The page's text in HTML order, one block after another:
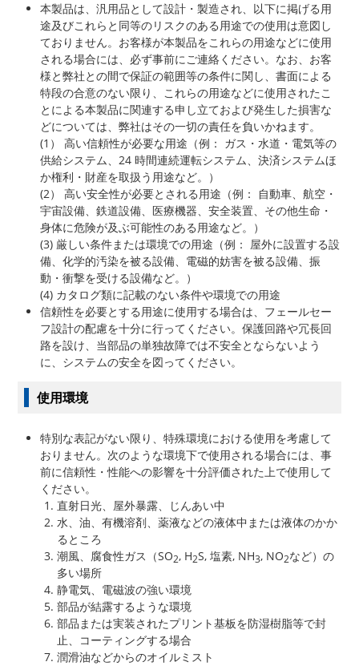
本製品は、汎用品として設計・製造され、以下に掲げる用
途及びこれらと同等のリスクのある用途での使用は意図し
ておりません。お客様が本製品をこれらの用途などに使用
される場合には、必ず事前にご連絡ください。なお、お客
様と弊社との間で保証の範囲等の条件に関し、書面による
特段の合意のない限り、これらの用途などに使用されたこ
とによる本製品に関連する申し立ておよび発生した損害な
どについては、弊社はその一切の責任を負いかねます。
(1） 高い信頼性が必要な用途（例： ガス・水道・電気等の
供給システム、24 時間連続運転システム、決済システムほ
か権利・財産を取扱う用途など。）
(2） 高い安全性が必要とされる用途（例： 自動車、航空・
宇宙設備、鉄道設備、医療機器、安全装置、その他生命・
身体に危険が及ぶ可能性のある用途など。）
(3) 厳しい条件または環境での用途（例： 屋外に設置する設
備、化学的汚染を被る設備、電磁的妨害を被る設備、振
動・衝撃を受ける設備など。）
(4) カタログ類に記載のない条件や環境での用途
信頼性を必要とする用途に使用する場合は、フェールセー
フ設計の配慮を十分に行ってください。保護回路や冗長回
路を設け、当部品の単独故障では不安全とならないよう
に、システムの安全を図ってください。
使用環境
特別な表記がない限り、特殊環境における使用を考慮して
おりません。次のような環境下で使用される場合には、事
前に信頼性・性能への影響を十分評価された上で使用して
ください。
直射日光、屋外暴露、じんあい中
水、油、有機溶剤、薬液などの液体中または液体のかか
るところ
潮風、腐食性ガス（SO2, H2S, 塩素, NH3, NO2など）の
多い場所
静電気、電磁波の強い環境
部品が結露するような環境
部品または実装されたプリント基板を防湿樹脂等で封
止、コーティングする場合
潤滑油などからのオイルミスト